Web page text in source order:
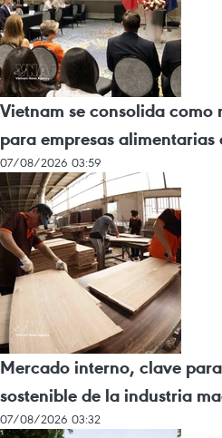
Vietnam se consolida
para empresas alimentarias
07/08/2026 03:59
Mercado interno, clave
sostenible de la industria
07/08/2026 03:32